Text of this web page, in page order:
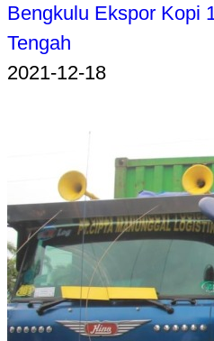
Bengkulu Ekspor Kopi
Tengah
2021-12-18